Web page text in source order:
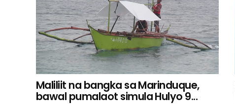
Maliliit na bangka sa Marinduque,
bawal pumalaot simula Hulyo 9...